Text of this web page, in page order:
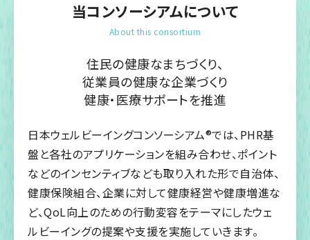
当コンソーシアムについて
About this consortium
住民の健康なまちづくり、
従業員の健康な企業づくり
健康・医療サポートを推進
日本ウェルビーイングコンソーシアム®では、PHR基
盤と各社のアプリケーションを組み合わせ、ポイント
などのインセンティブなども取り入れた形で自治体、
健康保険組合、企業に対して健康経営や健康増進な
ど、QoL向上のための行動変容をテーマにしたウェ
ルビーイングの提案や支援を実施していきます。